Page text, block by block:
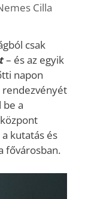
Cilla
csak
– és az egyik
napon
rendezvényét
a
kutatás és
fővárosban.